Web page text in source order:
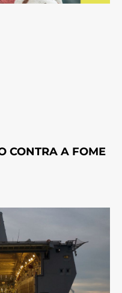
CONTRA A FOME